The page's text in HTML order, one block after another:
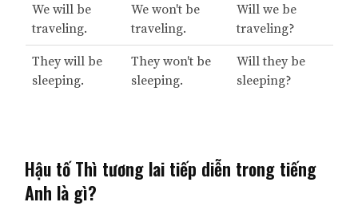
We will be
traveling.
We won't be
traveling.
Will we be
traveling?
They will be
sleeping.
They won't be
sleeping.
Will they be
sleeping?
Hậu tố Thì tương lai tiếp diễn trong tiếng
Anh là gì?